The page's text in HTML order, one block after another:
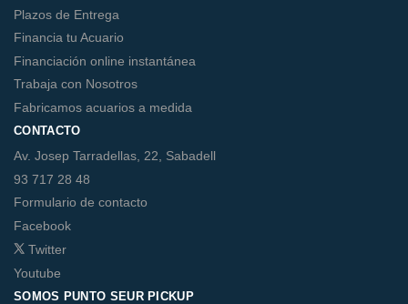
Plazos de Entrega
Financia tu Acuario
Financiación online instantánea
Trabaja con Nosotros
Fabricamos acuarios a medida
CONTACTO
Av. Josep Tarradellas, 22, Sabadell
93 717 28 48
Formulario de contacto
Facebook
Twitter
Youtube
SOMOS PUNTO SEUR PICKUP